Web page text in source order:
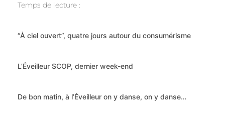
Temps de lecture :
“À ciel ouvert”, quatre jours autour du consumérisme
L’Éveilleur SCOP, dernier week-end
De bon matin, à l’Éveilleur on y danse, on y danse…